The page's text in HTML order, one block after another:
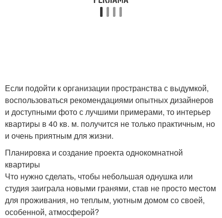
Если подойти к организации пространства с выдумкой,
воспользоваться рекомендациями опытных дизайнеров
и доступными фото с лучшими примерами, то интерьер
квартиры в 40 кв. м. получится не только практичным, но
и очень приятным для жизни.
Планировка и создание проекта однокомнатной
квартиры
Что нужно сделать, чтобы небольшая однушка или
студия заиграла новыми гранями, став не просто местом
для проживания, но теплым, уютным домом со своей,
особенной, атмосферой?